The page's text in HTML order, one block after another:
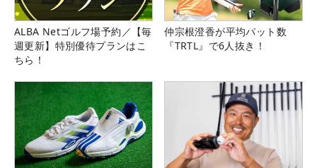
ALBA Netゴルフ場予約／【毎
週更新】特別優待プランはこ
ちら！
仲宗根澄香が平均パット数
『TRTL』で6人抜き！